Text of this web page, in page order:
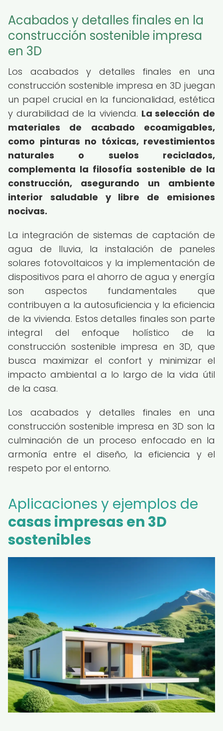
Acabados y detalles finales en la
construcción sostenible impresa
en 3D
Los acabados y detalles finales en una
construcción sostenible impresa en 3D juegan
un papel crucial en la funcionalidad, estética
y durabilidad de la vivienda. La selección de
materiales de acabado ecoamigables,
como pinturas no tóxicas, revestimientos
naturales o suelos reciclados,
complementa la filosofía sostenible de la
construcción, asegurando un ambiente
interior saludable y libre de emisiones
nocivas.
La integración de sistemas de captación de
agua de lluvia, la instalación de paneles
solares fotovoltaicos y la implementación de
dispositivos para el ahorro de agua y energía
son aspectos fundamentales que
contribuyen a la autosuficiencia y la eficiencia
de la vivienda. Estos detalles finales son parte
integral del enfoque holístico de la
construcción sostenible impresa en 3D, que
busca maximizar el confort y minimizar el
impacto ambiental a lo largo de la vida útil
de la casa.
Los acabados y detalles finales en una
construcción sostenible impresa en 3D son la
culminación de un proceso enfocado en la
armonía entre el diseño, la eficiencia y el
respeto por el entorno.
Aplicaciones y ejemplos de
casas impresas en 3D
sostenibles